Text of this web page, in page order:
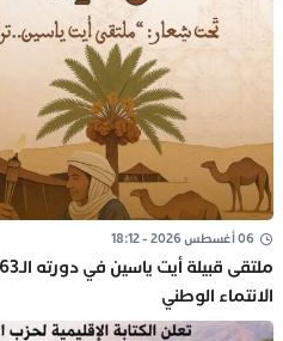
06 أغسطس 2026 - 18:12
الانتماء الوطني